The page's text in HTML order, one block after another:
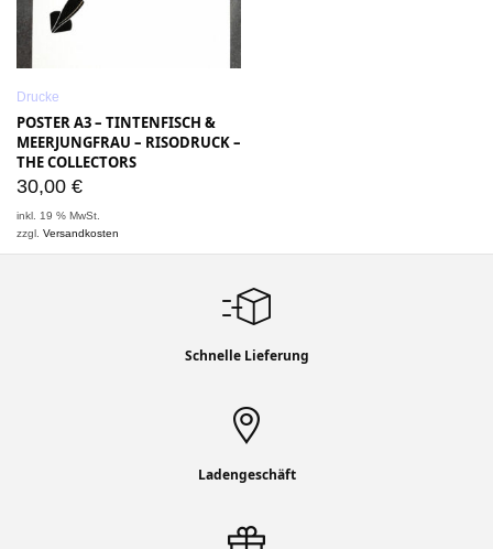
Drucke
POSTER A3 – TINTENFISCH &
MEERJUNGFRAU – RISODRUCK –
THE COLLECTORS
30,00 €
inkl. 19 % MwSt.
zzgl.Versandkosten
Schnelle Lieferung
Ladengeschäft